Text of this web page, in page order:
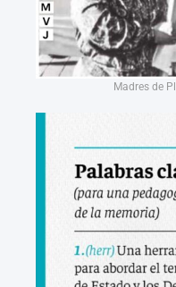
Madres de